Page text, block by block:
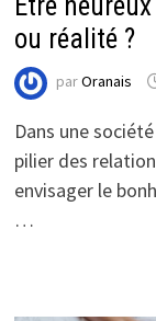
ou réalité ?
parOranais
Dans une
pilier des
envisager le
…